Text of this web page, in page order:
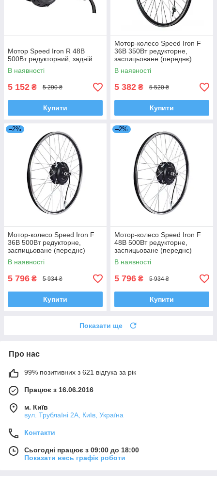
Мотор Speed Iron R 48В
500Вт редукторний, задній
В наявності
5 152 ₴ 5 290 ₴
Купити
Мотор-колесо Speed Iron F
36В 350Вт редукторне,
заспицьоване (переднє)
В наявності
5 382 ₴ 5 520 ₴
Купити
–2%
Мотор-колесо Speed Iron F
36В 500Вт редукторне,
заспицьоване (переднє)
В наявності
5 796 ₴ 5 934 ₴
Купити
–2%
Мотор-колесо Speed Iron F
48В 500Вт редукторне,
заспицьоване (переднє)
В наявності
5 796 ₴ 5 934 ₴
Купити
Показати ще
Про нас
99% позитивних з 621 відгука за рік
Працює з 16.06.2016
м. Київ
вул. Трублаїні 2А, Київ, Україна
Контакти
Сьогодні працює з 09:00 до 18:00
Показати весь графік роботи